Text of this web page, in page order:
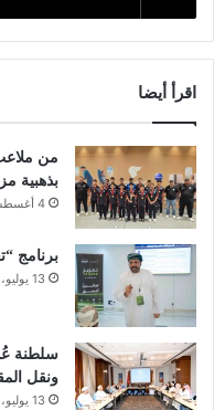
اقرأ أيضا
من
بذهبية
4 أغسطس، 2026 2:47 م
برنامج
13 يوليو، 2026 12:00 م
سلطنة
ونقل
13 يوليو، 2026 11:55 ص